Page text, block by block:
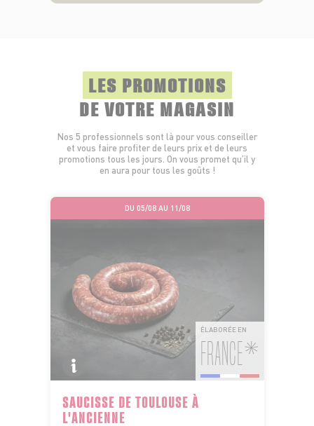
LES PROMOTIONS
DE VOTRE MAGASIN
Nos 5 professionnels sont là pour vous conseiller
et vous faire profiter de leurs prix et de leurs
promotions tous les jours. On vous promet qu’il y
en aura pour tous les goûts !
DU 05/08 AU 11/08
ÉLABORÉE EN
FRANCE*
SAUCISSE DE TOULOUSE À
L'ANCIENNE